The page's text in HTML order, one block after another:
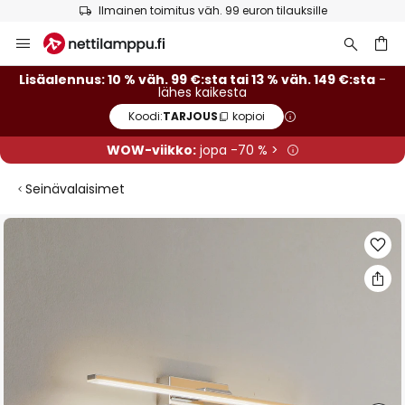
Ilmainen toimitus väh. 99 euron tilauksille
to
Content
Lisäalennus: 10 % väh. 99 €:sta tai 13 % väh. 149 €:sta -
lähes kaikesta
Koodi:TARJOUS kopioi
WOW-viikko:jopa -70 % >
Seinävalaisimet
Skip